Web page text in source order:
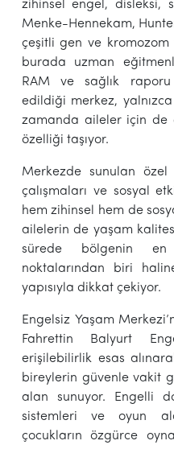
zihinsel engel, disleksi,
Menke-Hennekam,
çeşitli gen ve kromozom
burada uzman
RAM ve sağlık
edildiği merkez,
zamanda aileler için de
özelliği taşıyor.
Merkezde sunulan
çalışmaları ve sosyal
hem zihinsel hem de
ailelerin de yaşam
sürede bölgenin
noktalarından biri
yapısıyla dikkat çekiyor.
Engelsiz Yaşam
Fahrettin Balyurt
erişilebilirlik esas
bireylerin güvenle vakit
alan sunuyor. Engelli
sistemleri ve oyun
çocukların özgürce